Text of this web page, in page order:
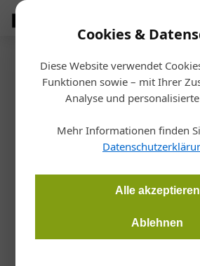
Cookies &
Diese Website verwendet
Funktionen sowie – mit Ihrer
Analyse und
Mehr Informationen finden
Alle akzeptieren
Ablehnen
Startseite /Design
Besondere
Redaktion
Jedes Hotel bietet eine originelle und